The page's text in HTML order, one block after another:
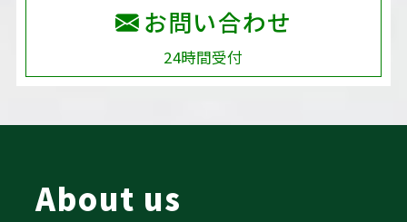
お問い合わせ
24時間受付
About us